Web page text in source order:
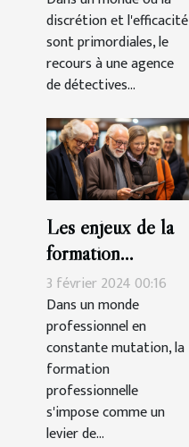
agréée pour des
enquêtes discrètes
et efficaces
discrétion et l'efficacité
sont primordiales, le
recours à une agence
de détectives...
Les enjeux de la
formation
professionnelle
pour les seniors
3 février 2024 00:16
Dans un monde
professionnel en
constante mutation, la
formation
professionnelle
s'impose comme un
levier de...